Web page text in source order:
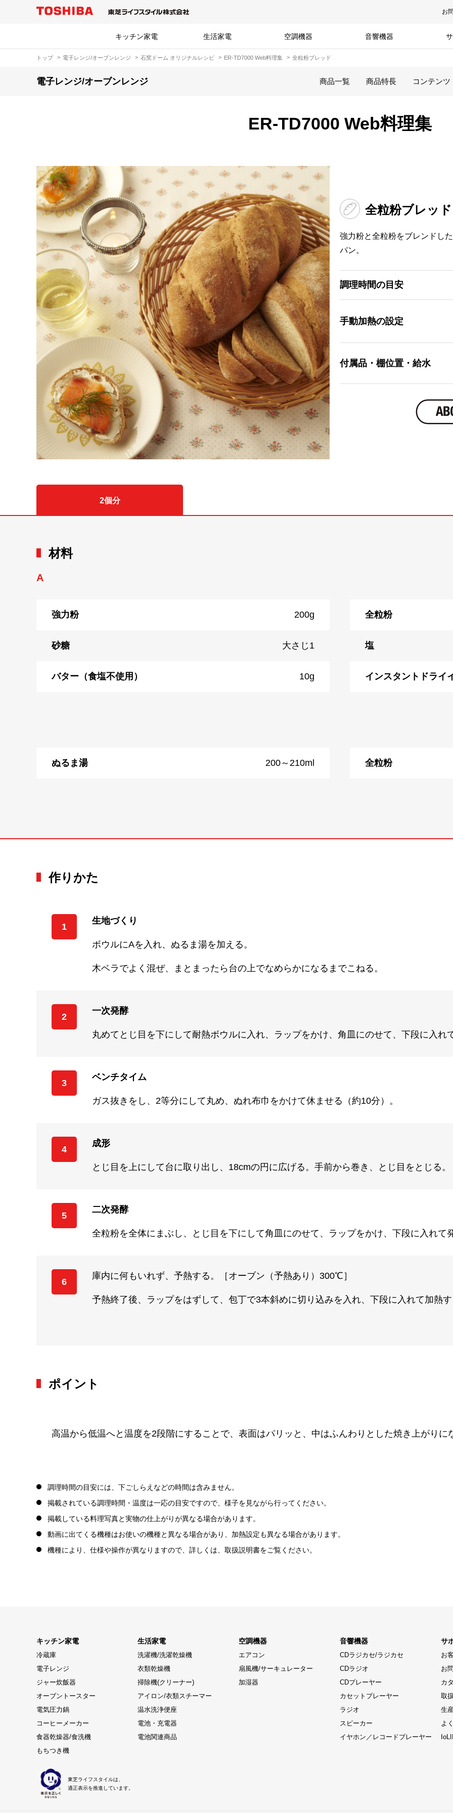
お
キッチン家電 生活家電 空調機器 音響機器
トップ 電子レンジ/オーブンレンジ 石窯ドーム オリジナルレシピ ER-TD7000 Web料理集 全粒粉ブレッド
電子レンジ/オーブンレンジ 商品一覧 商品特長 コンテンツ
ER-TD7000 Web料理集
全粒粉ブレッド
強力粉と全粒粉をブレンドし
パン。
調理時間の目安
手動加熱の設定
付属品・棚位置・給水
2個分
材料
A
強力粉 200g 全粒粉
砂糖 大さじ1 塩
バター（食塩不使用） 10g インスタントドライ
ぬるま湯 200～210ml 全粒粉
作りかた
1
生地づくり
ボウルにAを入れ、ぬるま湯を加える。
木ベラでよく混ぜ、まとまったら台の上でなめらかになるまでこねる。
2
一次発酵
丸めてとじ目を下にして耐熱ボウルに入れ、ラップをかけ、角皿にのせて、下段に入
3
ベンチタイム
ガス抜きをし、2等分にして丸め、ぬれ布巾をかけて休ませる（約10分）。
4
成形
とじ目を上にして台に取り出し、18cmの円に広げる。手前から巻き、とじ目をとじる。
5
二次発酵
全粒粉を全体にまぶし、とじ目を下にして角皿にのせて、ラップをかけ、下段に入れ
6
庫内に何もいれず、予熱する。［オーブン（予熱あり）300℃］
予熱終了後、ラップをはずして、包丁で3本斜めに切り込みを入れ、下段に入れて加
ポイント
高温から低温へと温度を2段階にすることで、表面はパリッと、中はふんわりとした焼き上がりに
調理時間の目安には、下ごしらえなどの時間は含みません。
掲載されている調理時間・温度は一応の目安ですので、様子を見ながら行ってください。
掲載している料理写真と実物の仕上がりが異なる場合があります。
動画に出てくる機種はお使いの機種と異なる場合があり、加熱設定も異なる場合があります。
機種により、仕様や操作が異なりますので、詳しくは、取扱説明書をご覧ください。
キッチン家電
冷蔵庫
電子レンジ
ジャー炊飯器
オーブントースター
電気圧力鍋
コーヒーメーカー
食器乾燥器/食洗機
もちつき機
生活家電
洗濯機/洗濯乾燥機
衣類乾燥機
掃除機(クリーナー)
アイロン/衣類スチーマー
温水洗浄便座
電池・充電器
電池関連商品
空調機器
エアコン
扇風機/サーキュレーター
加湿器
音響機器
CDラジカセ/ラジカセ
CDラジオ
CDプレーヤー
カセットプレーヤー
ラジオ
スピーカー
イヤホン／レコードプレーヤー
サ
お
お
カ
取
生
よ
東芝ライフスタイルは、
適正表示を推進しています。